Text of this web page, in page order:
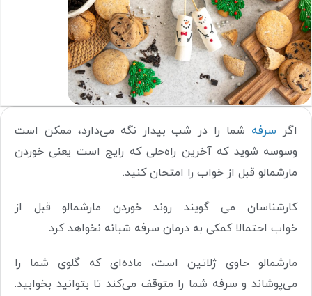
اگر سرفه شما را در شب بیدار نگه می‌دارد، ممکن است
وسوسه شوید که آخرین راه‌حلی که رایج است یعنی خوردن
مارشمالو قبل از خواب را امتحان کنید.
کارشناسان می گویند روند خوردن مارشمالو قبل از
خواب احتمالا کمکی به درمان سرفه شبانه نخواهد کرد
مارشمالو حاوی ژلاتین است، ماده‌ای که گلوی شما را
می‌پوشاند و سرفه شما را متوقف می‌کند تا بتوانید بخوابید.